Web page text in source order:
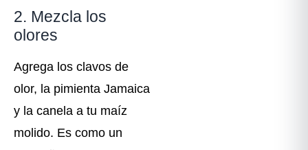
2. Mezcla los
olores
Agrega los clavos de
olor, la pimienta Jamaica
y la canela a tu maíz
molido. Es como un